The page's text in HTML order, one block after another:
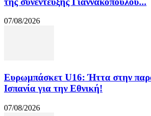
07/08/2026
Ευρωμπάσκετ U16: Ήττα στην
Ισπανία για την Εθνική!
07/08/2026